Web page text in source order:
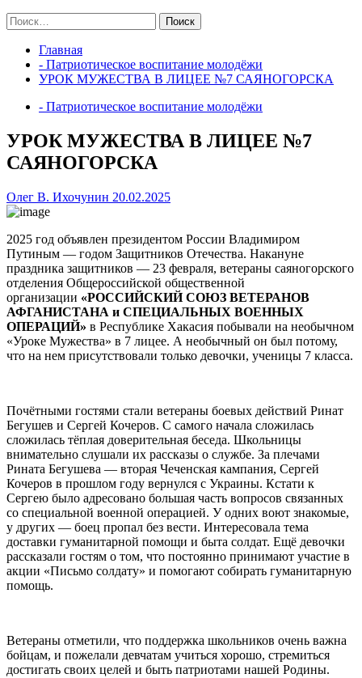
Найти:
Главная
- Патриотическое воспитание молодёжи
УРОК МУЖЕСТВА В ЛИЦЕЕ №7 САЯНОГОРСКА
- Патриотическое воспитание молодёжи
УРОК МУЖЕСТВА В ЛИЦЕЕ №7
САЯНОГОРСКА
Олег В. Ихочунин 20.02.2025
2025 год объявлен президентом России Владимиром
Путиным — годом Защитников Отечества. Накануне
праздника защитников — 23 февраля, ветераны саяногорского
отделения Общероссийской общественной
организации «РОССИЙСКИЙ СОЮЗ ВЕТЕРАНОВ
АФГАНИСТАНА и СПЕЦИАЛЬНЫХ ВОЕННЫХ
ОПЕРАЦИЙ» в Республике Хакасия побывали на необычном
«Уроке Мужества» в 7 лицее. А необычный он был потому,
что на нем присутствовали только девочки, ученицы 7 класса.
Почётными гостями стали ветераны боевых действий Ринат
Бегушев и Сергей Кочеров. С самого начала сложилась
сложилась тёплая доверительная беседа. Школьницы
внимательно слушали их рассказы о службе. За плечами
Рината Бегушева — вторая Чеченская кампания, Сергей
Кочеров в прошлом году вернулся с Украины. Кстати к
Сергею было адресовано большая часть вопросов связанных
со специальной военной операцией. У одних воют знакомые,
у других — боец пропал без вести. Интересовала тема
доставки гуманитарной помощи и быта солдат. Ещё девочки
рассказали гостям о том, что постоянно принимают участие в
акции «Письмо солдату» и помогают собирать гуманитарную
помощь.
Ветераны отметили, что поддержка школьников очень важна
бойцам, и пожелали девчатам учиться хорошо, стремиться
достигать своих целей и быть патриотами нашей Родины.